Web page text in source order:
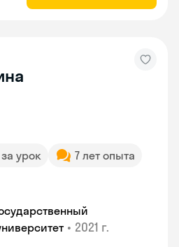
за урок
7 лет опыта
• 2021 г.